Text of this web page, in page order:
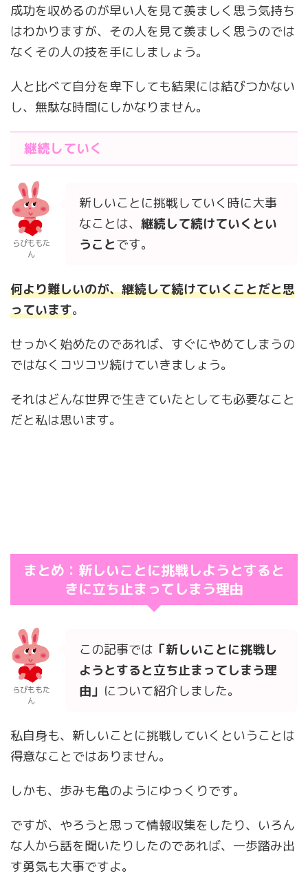
成功を収めるのが早い人を見て羨ましく思う気持ち
はわかりますが、その人を見て羨ましく思うのでは
なくその人の技を手にしましょう。
人と比べて自分を卑下しても結果には結びつかない
し、無駄な時間にしかなりません。
継続していく
らぴももた
ん
新しいことに挑戦していく時に大事
なことは、 継続して続けていくとい
うことです。
何より難しいのが、継続して続けていくことだと思
っています。
せっかく始めたのであれば、すぐにやめてしまうの
ではなくコツコツ続けていきましょう。
それはどんな世界で生きていたとしても必要なこと
だと私は思います。
まとめ：新しいことに挑戦しようとすると
きに立ち止まってしまう理由
らぴももた
ん
この記事では 「新しいことに挑戦し
ようとすると立ち止まってしまう理
由」 について紹介しました。
私自身も、新しいことに挑戦していくということは
得意なことではありません。
しかも、歩みも亀のようにゆっくりです。
ですが、やろうと思って情報収集をしたり、いろん
な人から話を聞いたりしたのであれば、一歩踏み出
す勇気も大事ですよ。